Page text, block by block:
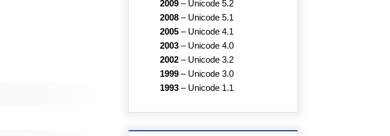
2009 – Unicode 5.2
2008 – Unicode 5.1
2005 – Unicode 4.1
2003 – Unicode 4.0
2002 – Unicode 3.2
1999 – Unicode 3.0
1993 – Unicode 1.1